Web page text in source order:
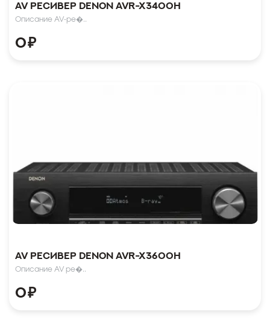
AV ресивер Denon AVR-X3400H
Описание AV-ре�..
0₽
AV ресивер Denon AVR-X3600H
Описание AV ре�..
0₽